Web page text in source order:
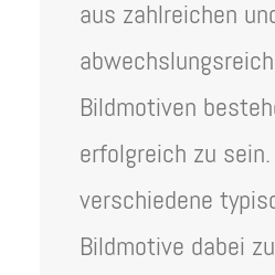
aus zahlreichen
Bildmotiven
erfolgreich zu
verschiedene
Bildmotive dabei